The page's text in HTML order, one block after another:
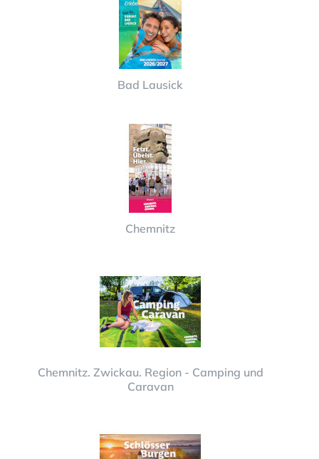
Bad Lausick
Chemnitz
Chemnitz. Zwickau. Region - Camping und
Caravan